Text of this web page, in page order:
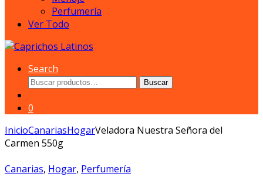
Perfumería
Ver Todo
Search
Buscar
Buscar
0
InicioCanariasHogarVeladora Nuestra Señora del
Carmen 550g
Canarias, Hogar, Perfumería